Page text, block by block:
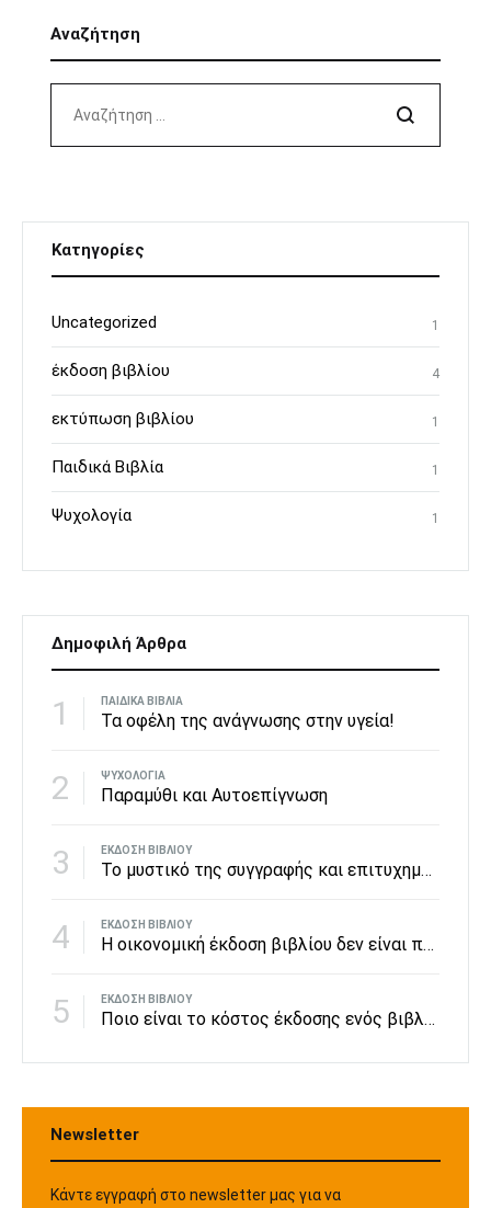
Αναζήτηση
Kατηγορίες
Uncategorized 1
έκδοση βιβλίου 4
εκτύπωση βιβλίου 1
Παιδικά Βιβλία 1
Ψυχολογία 1
Δημοφιλή Άρθρα
1 ΠΑΙΔΙΚΆ ΒΙΒΛΊΑ
Τα οφέλη της ανάγνωσης στην υγεία!
2 ΨΥΧΟΛΟΓΊΑ
Παραμύθι και Αυτοεπίγνωση
3 ΈΚΔΟΣΗ ΒΙΒΛΊΟΥ
To μυστικό της συγγραφής και επιτυχημένης έκδοσης βιβλίων από τον best seller Ιάπωνα συγγραφέα Χαρούκι Μουρακάμι.
4 ΈΚΔΟΣΗ ΒΙΒΛΊΟΥ
Η οικονομική έκδοση βιβλίου δεν είναι πολυτέλεια αλλά δικαίωμα όλων.
5 ΈΚΔΟΣΗ ΒΙΒΛΊΟΥ
Ποιο είναι το κόστος έκδοσης ενός βιβλίου;
Newsletter
Κάντε εγγραφή στο newsletter μας για να